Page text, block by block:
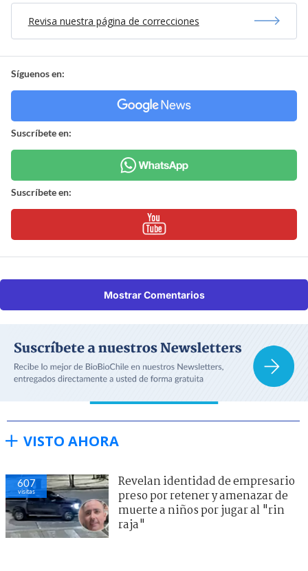
Revisa nuestra página de correcciones
Síguenos en:
Suscríbete en:
Suscríbete en:
Mostrar Comentarios
VISTO AHORA
607
visitas
Revelan identidad de empresario
preso por retener y amenazar de
muerte a niños por jugar al "rin
raja"